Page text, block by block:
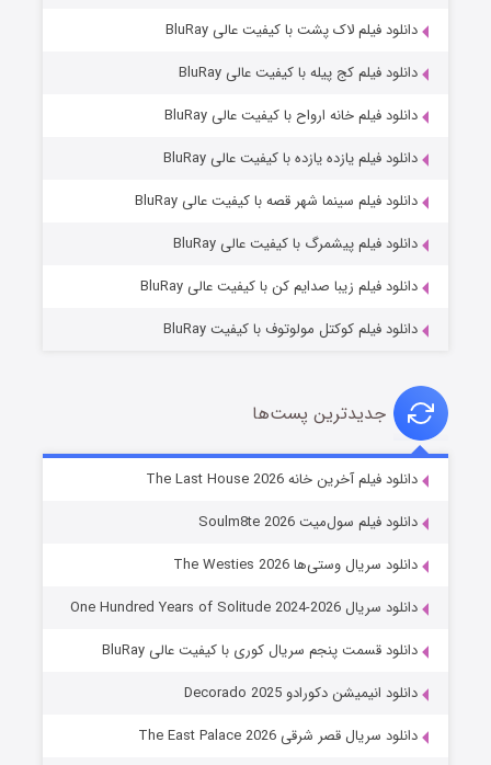
خاندان اژدها فصل ۳
جادوگری در مغولستان
دانلود فیلم لاک پشت با کیفیت عالی BluRay
دانلود فیلم کج‌ پیله با کیفیت عالی BluRay
دانلود فیلم خانه ارواح با کیفیت عالی BluRay
دانلود فیلم یازده یازده با کیفیت عالی BluRay
دانلود فیلم سینما شهر قصه با کیفیت عالی BluRay
دانلود فیلم پیشمرگ با کیفیت عالی BluRay
دانلود فیلم زیبا صدایم کن با کیفیت عالی BluRay
دانلود فیلم کوکتل مولوتوف با کیفیت BluRay
جدیدترین پست‌ها
دانلود فیلم آخرین خانه The Last House 2026
دانلود فیلم سول‌میت Soulm8te 2026
دانلود سریال وستی‌ها The Westies 2026
دانلود سریال One Hundred Years of Solitude 2024-2026
دانلود قسمت پنجم سریال کوری با کیفیت عالی BluRay
دانلود انیمیشن دکورادو Decorado 2025
دانلود سریال قصر شرقی The East Palace 2026